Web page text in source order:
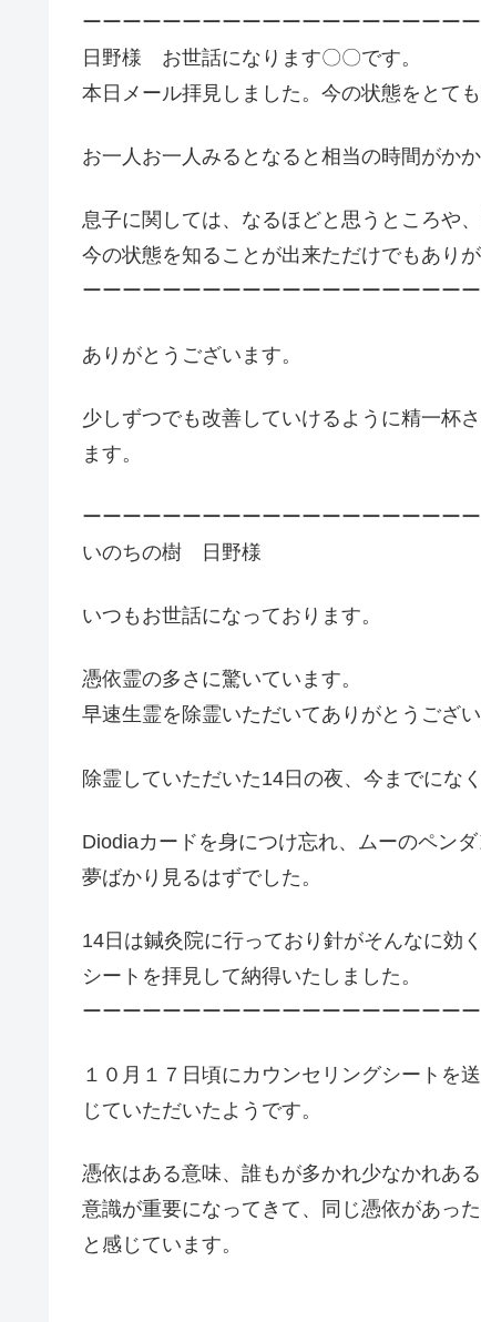
ーーーーーーーーーーーーーーーーーーーー
日野様 お世話になります〇〇です。
本日メール拝見しました。今の状態をとて
お一人お一人みるとなると相当の時間がか
息子に関しては、なるほどと思うところや
今の状態を知ることが出来ただけでもありが
ーーーーーーーーーーーーーーーーーーーー
ありがとうございます。
少しずつでも改善していけるように精一杯
ます。
ーーーーーーーーーーーーーーーーーーーー
いのちの樹 日野様
いつもお世話になっております。
憑依霊の多さに驚いています。
早速生霊を除霊いただいてありがとうござ
除霊していただいた14日の夜、今までにな
Diodiaカードを身につけ忘れ、ムーのペン
夢ばかり見るはずでした。
14日は鍼灸院に行っており針がそんなに効
シートを拝見して納得いたしました。
ーーーーーーーーーーーーーーーーーーーー
１０月１７日頃にカウンセリングシートを
じていただいたようです。
憑依はある意味、誰もが多かれ少なかれあ
意識が重要になってきて、同じ憑依があっ
と感じています。